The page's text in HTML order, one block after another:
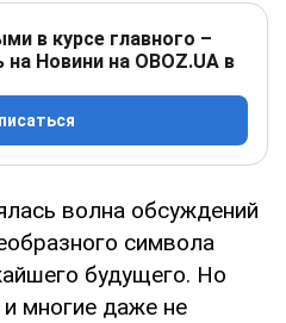
в курсе главного –
Новини на OBOZ.UA в
волна обсуждений
символа
будущего. Но
многие даже не